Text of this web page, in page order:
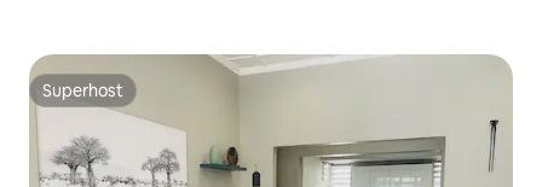
Superhost
Superhost